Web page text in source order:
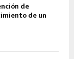
de
de un